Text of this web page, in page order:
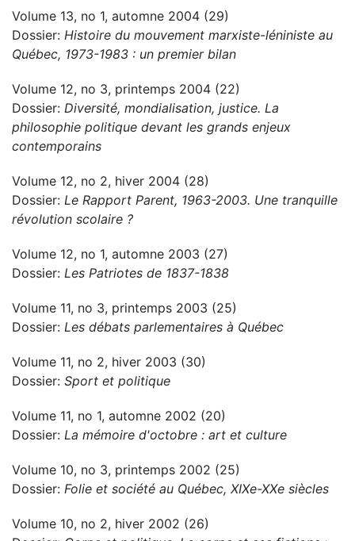
Volume 13, no 1, automne 2004 (29)
Dossier: Histoire du mouvement marxiste-léniniste au
Québec, 1973-1983 : un premier bilan
Volume 12, no 3, printemps 2004 (22)
Dossier: Diversité, mondialisation, justice. La
philosophie politique devant les grands enjeux
contemporains
Volume 12, no 2, hiver 2004 (28)
Dossier: Le Rapport Parent, 1963-2003. Une tranquille
révolution scolaire ?
Volume 12, no 1, automne 2003 (27)
Dossier: Les Patriotes de 1837-1838
Volume 11, no 3, printemps 2003 (25)
Dossier: Les débats parlementaires à Québec
Volume 11, no 2, hiver 2003 (30)
Dossier: Sport et politique
Volume 11, no 1, automne 2002 (20)
Dossier: La mémoire d'octobre : art et culture
Volume 10, no 3, printemps 2002 (25)
Dossier: Folie et société au Québec, XIXe-XXe siècles
Volume 10, no 2, hiver 2002 (26)